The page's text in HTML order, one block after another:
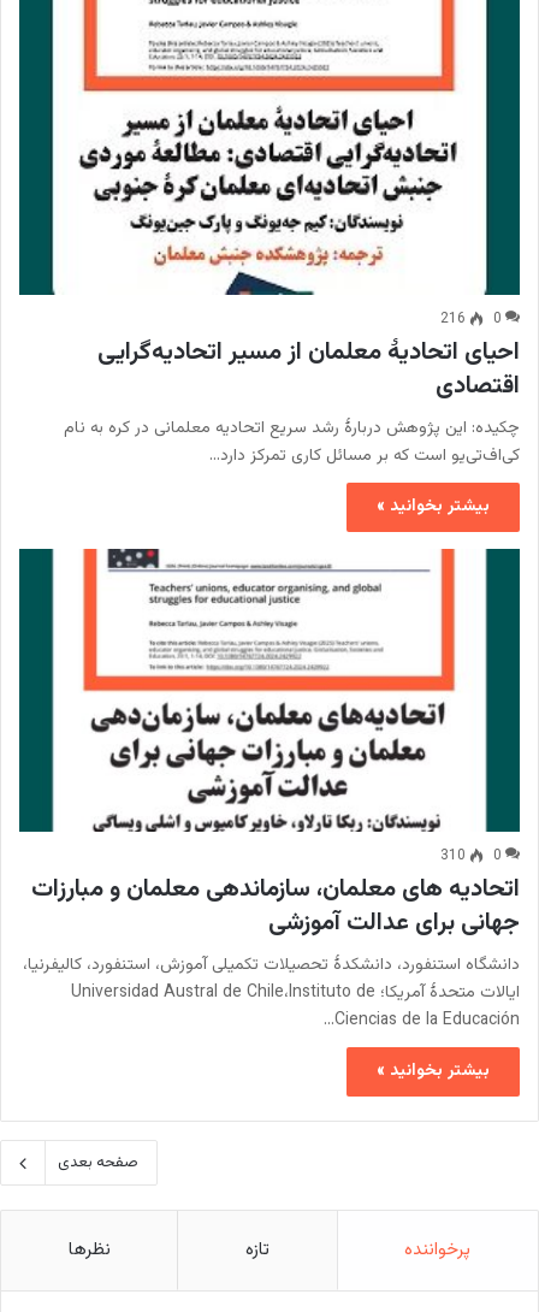
0
216
احیای اتحادیۀ معلمان از مسیر اتحادیه‌گرایی
اقتصادی
چکیده: این پژوهش دربارۀ رشد سریع اتحادیه معلمانی در کره به نام
کی‌اف‌تی‌یو است که بر مسائل کاری تمرکز دارد…
بیشتر بخوانید »
0
310
اتحادیه های معلمان، سازماندهی معلمان و مبارزات
جهانی برای عدالت آموزشی
دانشگاه استنفورد، دانشکدۀ تحصیلات تکمیلی آموزش، استنفورد، کالیفرنیا،
ایالات متحدۀ آمریکا؛ Universidad Austral de Chile،Instituto de
Ciencias de la Educación…
بیشتر بخوانید »
صفحه بعدی
پرخواننده تازه نظرها